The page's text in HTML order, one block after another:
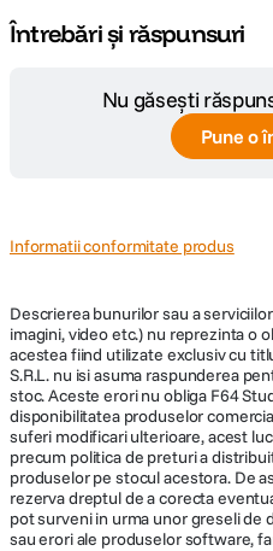
Întrebări și răspunsuri
Nu găsești
Pune o
Informatii conformitate produs
Descrierea bunurilor sau a
imagini, video etc.) nu reprezinta o
acestea fiind utilizate exclusiv cu
S.R.L. nu isi asuma raspunderea
stoc. Aceste erori nu obliga F64
disponibilitatea produselor
suferi modificari ulterioare, acest
precum politica de preturi a
produselor pe stocul acestora. De
rezerva dreptul de a corecta
pot surveni in urma unor greseli de
sau erori ale produselor software,